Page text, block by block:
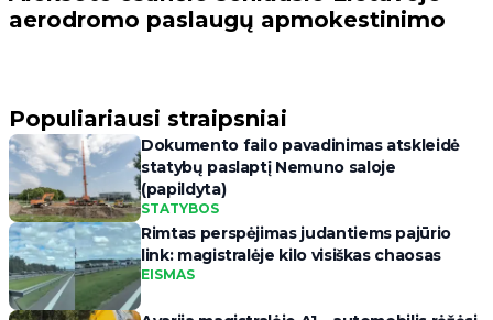
aerodromo paslaugų apmokestinimo
Populiariausi straipsniai
Dokumento failo pavadinimas atskleidė
statybų paslaptį Nemuno saloje
(papildyta)
STATYBOS
Rimtas perspėjimas judantiems pajūrio
link: magistralėje kilo visiškas chaosas
EISMAS